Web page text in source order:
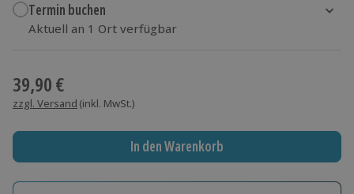
Termin buchen
Aktuell an 1 Ort verfügbar
39,90 €
zzgl. Versand (inkl. MwSt.)
In den Warenkorb